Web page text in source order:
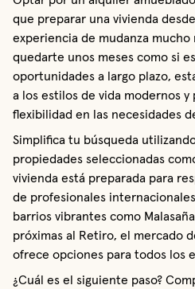
que preparar una vivienda
experiencia de mudanza mucho
quedarte unos meses como si
oportunidades a largo plazo,
a los estilos de vida modernos
flexibilidad en las necesidades
Simplifica tu búsqueda
propiedades seleccionadas
vivienda está preparada para
de profesionales
barrios vibrantes como
próximas al Retiro, el mercado
ofrece opciones para todos los
¿Cuál es el siguiente paso?